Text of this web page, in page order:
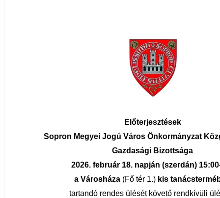
Előterjesztések
Sopron Megyei Jogú Város Önkormányzat
Gazdasági Bizottsága
2026. február 18. napján (szerdán)
a Városháza (Fő tér 1.) kis
tartandó rendes ülését követő rendkívüli